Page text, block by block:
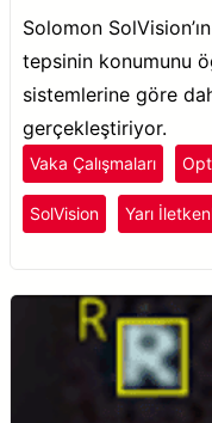
Solomon
tepsinin konumunu
sistemlerine göre
gerçekleştiriyor.
Vaka Çalışmaları
SolVision Yarı